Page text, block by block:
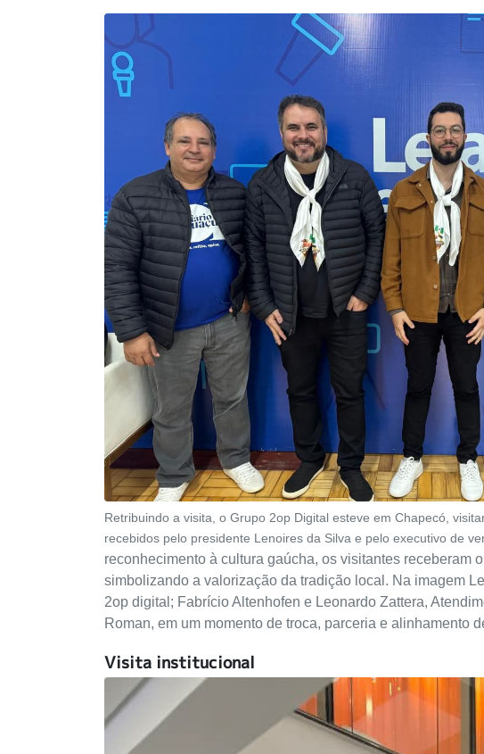
Retribuindo a visita, o Grupo 2op Digital esteve em Chapecó,
recebidos pelo presidente Lenoires da Silva e pelo executivo de
reconhecimento à cultura gaúcha, os visitantes receberam
simbolizando a valorização da tradição local. Na imagem
2op digital; Fabrício Altenhofen e Leonardo Zattera,
Roman, em um momento de troca, parceria e alinhamento
Visita institucional